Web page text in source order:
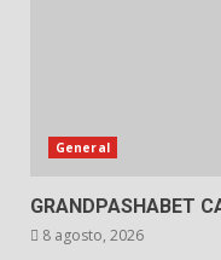
General
GRANDPASHABET
8 agosto, 2026